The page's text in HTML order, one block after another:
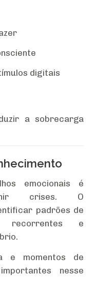
digitais
a sobrecarga
emocionais é
crises. O
padrões de
recorrentes e
e momentos de
nesse